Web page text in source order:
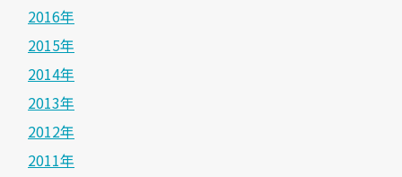
2016年
2015年
2014年
2013年
2012年
2011年